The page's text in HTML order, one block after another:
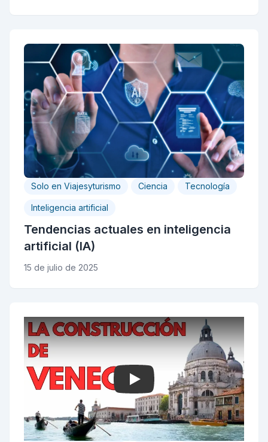
Solo en Viajesyturismo Ciencia Tecnología
Inteligencia artificial
Tendencias actuales en inteligencia
artificial (IA)
15 de julio de 2025
Play